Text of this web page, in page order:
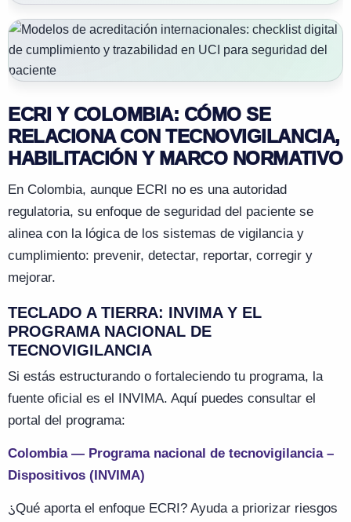
ECRI Y COLOMBIA: CÓMO SE
RELACIONA CON TECNOVIGILANCIA,
HABILITACIÓN Y MARCO NORMATIVO
En Colombia, aunque ECRI no es una autoridad
regulatoria, su enfoque de seguridad del paciente se
alinea con la lógica de los sistemas de vigilancia y
cumplimiento: prevenir, detectar, reportar, corregir y
mejorar.
TECLADO A TIERRA: INVIMA Y EL
PROGRAMA NACIONAL DE
TECNOVIGILANCIA
Si estás estructurando o fortaleciendo tu programa, la
fuente oficial es el INVIMA. Aquí puedes consultar el
portal del programa:
Colombia — Programa nacional de tecnovigilancia –
Dispositivos (INVIMA)
¿Qué aporta el enfoque ECRI? Ayuda a priorizar riesgos